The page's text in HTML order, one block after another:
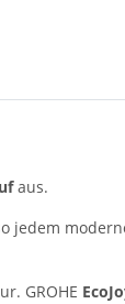
aus.
jedem
GROHE